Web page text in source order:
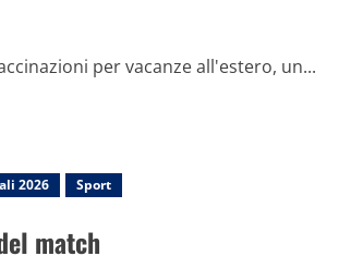
per vacanze all'estero, un...
2026 Sport
match